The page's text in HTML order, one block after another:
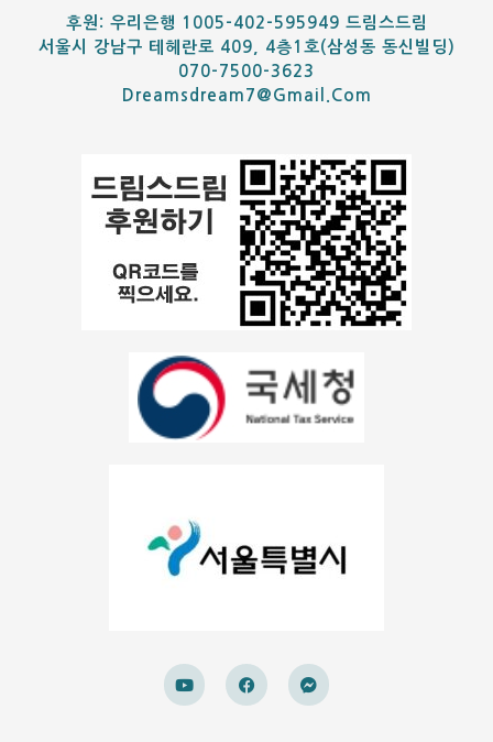
후원: 우리은행 1005-402-595949 드림스드림
서울시 강남구 테헤란로 409, 4층1호(삼성동 동신빌딩)
070-7500-3623
Dreamsdream7@gmail.com